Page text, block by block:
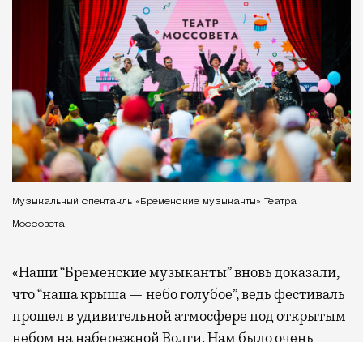
Музыкальный спектакль «Бременские музыканты» Театра
Моссовета
«Наши “Бременские музыканты” вновь доказали,
что “наша крыша — небо голубое”, ведь фестиваль
прошел в удивительной атмосфере под открытым
небом на набережной Волги. Нам было очень